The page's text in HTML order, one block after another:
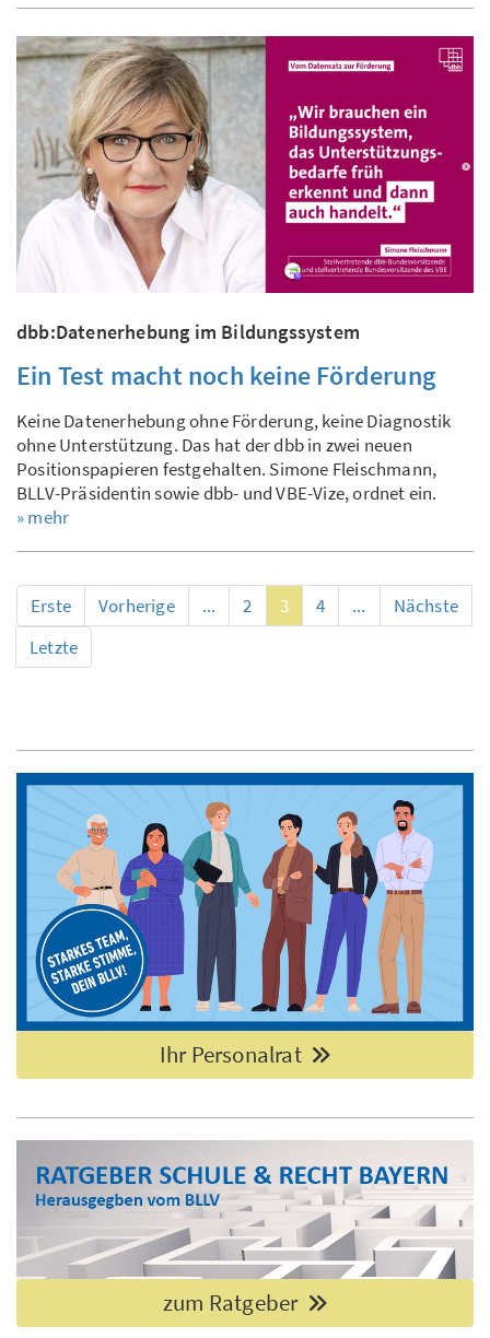
dbb:Datenerhebung im Bildungssystem
Ein Test macht noch keine Förderung
Keine Datenerhebung ohne Förderung, keine Diagnostik
ohne Unterstützung. Das hat der dbb in zwei neuen
Positionspapieren festgehalten. Simone Fleischmann,
BLLV-Präsidentin sowie dbb- und VBE-Vize, ordnet ein.
» mehr
Erste Vorherige ... 2 3 4 ...
Nächste
Letzte
Ihr Personalrat
zum Ratgeber